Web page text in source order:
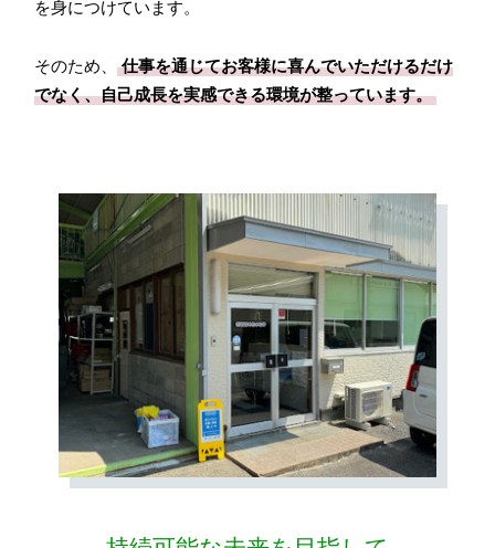
を身につけています。
そのため、仕事を通じてお客様に喜んでいただけるだけ
でなく、自己成長を実感できる環境が整っています。